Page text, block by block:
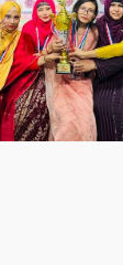
গৌরবের মুহূর্ত